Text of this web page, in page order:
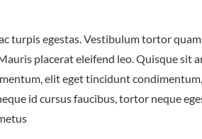
egestas. Vestibulum tortor
placerat eleifend leo. Quisque
elit eget tincidunt
id cursus faucibus, tortor neque